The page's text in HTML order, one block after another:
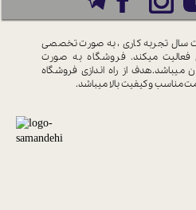
سال تجربه کاری ، به صورت تخصصی
فعالیت میکند. فروشگاه به صورت
میباشد.هدف از راه اندازی فروشگاه
مناسب و کیفیت بالا میباشد.